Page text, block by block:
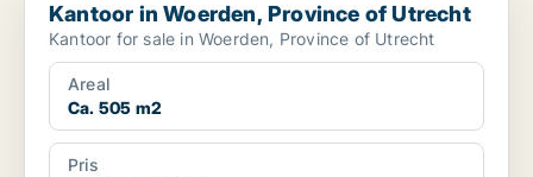
Kantoor in Woerden, Province of Utrecht
Kantoor for sale in Woerden, Province of Utrecht
Areal
Ca. 505 m2
Pris